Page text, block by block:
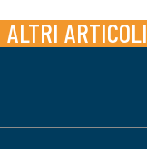
ALTRI ARTICOLI